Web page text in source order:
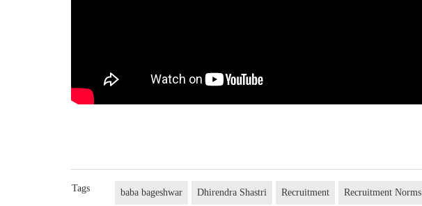
Tags baba bageshwar Dhirendra Shastri Recruitment Recruitment Norms